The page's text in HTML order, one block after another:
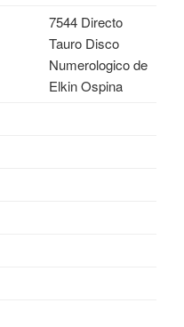
7544 Directo
Tauro Disco
Numerologico de
Elkin Ospina